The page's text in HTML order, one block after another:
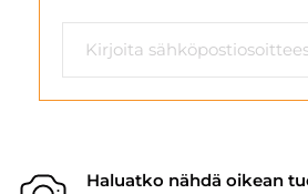
Haluatko nähdä oikean